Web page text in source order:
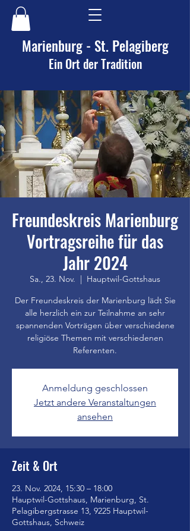
Marienburg - St. Pelagiberg
Ein Ort der Tradition
Freundeskreis Marienburg
Vortragsreihe für das
Jahr 2024
Sa., 23. Nov.
  |
Hauptwil-Gottshaus
Der Freundeskreis der Marienburg lädt Sie
alle herzlich ein zur Teilnahme an sehr
spannenden Vorträgen über verschiedene
religiöse Themen mit verschiedenen
Referenten.
Anmeldung geschlossen
Jetzt andere Veranstaltungen
ansehen
Zeit & Ort
23. Nov. 2024, 15:30 – 18:00
Hauptwil-Gottshaus, Marienburg, St.
Pelagibergstrasse 13, 9225 Hauptwil-
Gottshaus, Schweiz